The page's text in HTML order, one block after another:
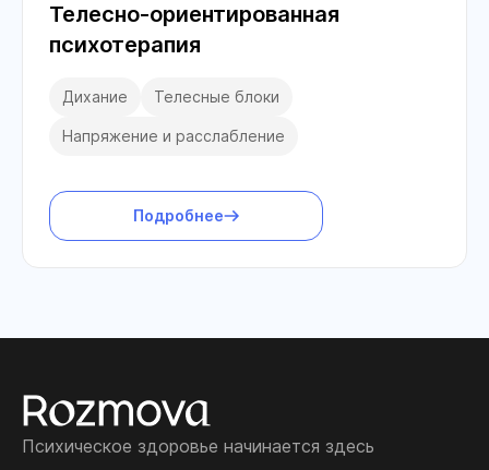
Телесно-ориентированная
психотерапия
Дихание Телесные блоки
Напряжение и расслабление
Подробнее
Психическое здоровье начинается здесь